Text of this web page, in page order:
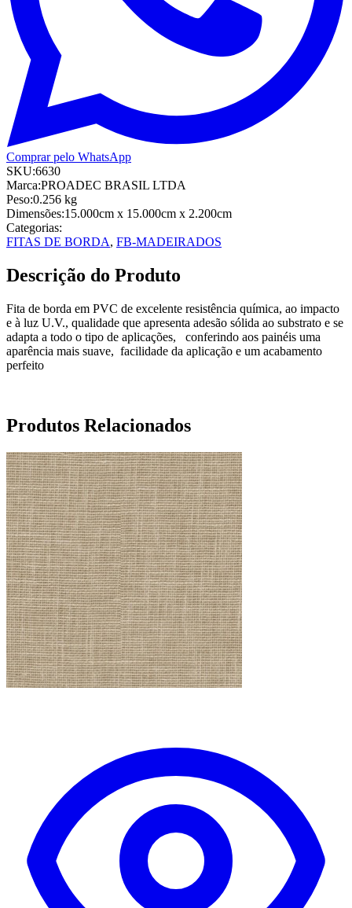
Comprar pelo WhatsApp
SKU:6630
Marca:PROADEC BRASIL LTDA
Peso:0.256 kg
Dimensões:15.000cm x 15.000cm x 2.200cm
Categorias:
FITAS DE BORDA, FB-MADEIRADOS
Descrição do Produto
Fita de borda em PVC de excelente resistência química, ao impacto
e à luz U.V., qualidade que apresenta adesão sólida ao substrato e se
adapta a todo o tipo de aplicações, conferindo aos painéis uma
aparência mais suave, facilidade da aplicação e um acabamento
perfeito
Produtos Relacionados